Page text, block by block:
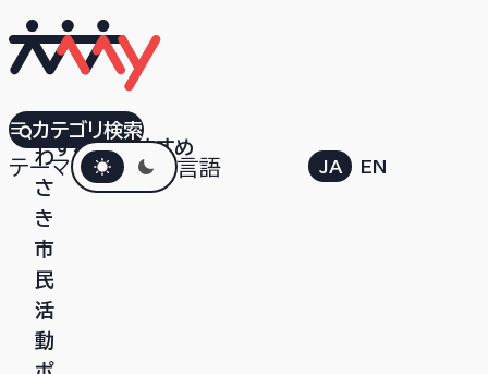
すべておすすめ
テーマダークモード言語 JA EN
カテゴリ検索
か
わ
さ
き
市
民
活
動